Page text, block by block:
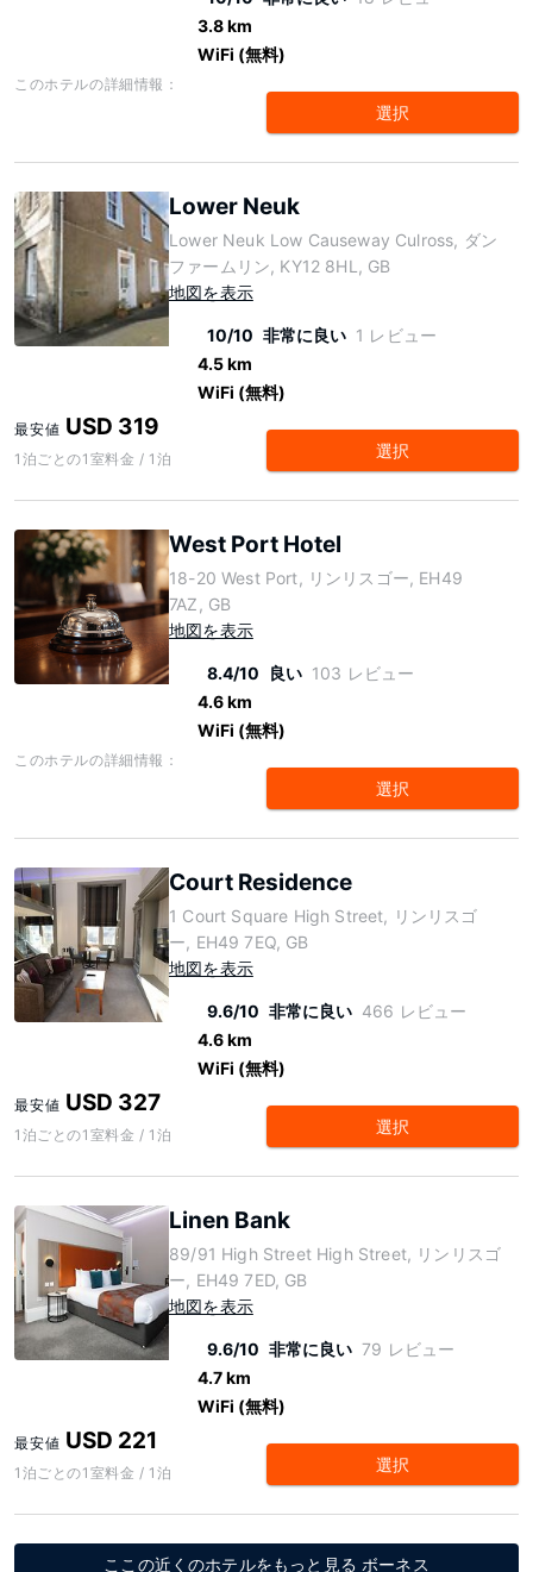
3.8 km
WiFi (無料)
このホテルの詳細情報：
選択
Lower Neuk
Lower Neuk Low Causeway Culross, ダン
ファームリン, KY12 8HL, GB
地図を表示
10/10 非常に良い 1 レビュー
4.5 km
WiFi (無料)
最安値 USD 319
1泊ごとの1室料金 / 1泊 選択
West Port Hotel
18-20 West Port, リンリスゴー, EH49
7AZ, GB
地図を表示
8.4/10 良い 103 レビュー
4.6 km
WiFi (無料)
このホテルの詳細情報：
選択
Court Residence
1 Court Square High Street, リンリスゴ
ー, EH49 7EQ, GB
地図を表示
9.6/10 非常に良い 466 レビュー
4.6 km
WiFi (無料)
最安値 USD 327
1泊ごとの1室料金 / 1泊 選択
Linen Bank
89/91 High Street High Street, リンリスゴ
ー, EH49 7ED, GB
地図を表示
9.6/10 非常に良い 79 レビュー
4.7 km
WiFi (無料)
最安値 USD 221
1泊ごとの1室料金 / 1泊 選択
ここの近くのホテルをもっと見る ボーネス